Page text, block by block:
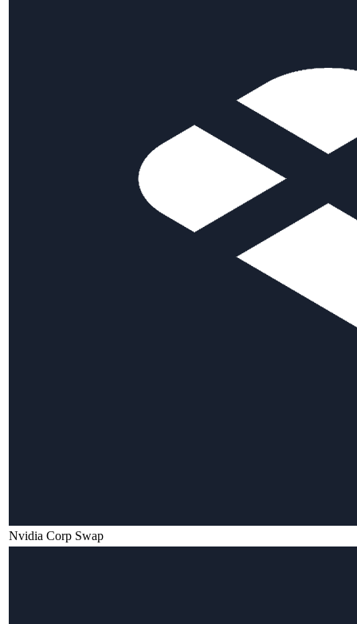
Nvidia Corp Swap